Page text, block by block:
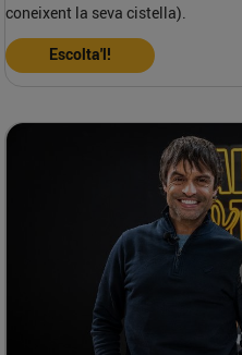
coneixent la seva cistella).
Escolta'l!